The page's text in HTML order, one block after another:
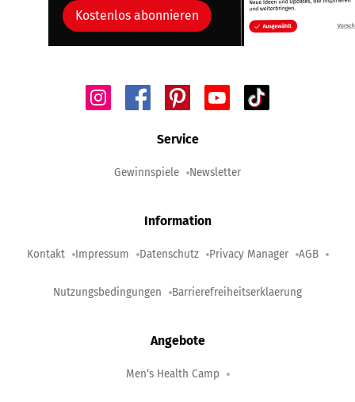
Kostenlos abonnieren
Service
Gewinnspiele Newsletter
Information
Kontakt Impressum Datenschutz Privacy Manager AGB
Nutzungsbedingungen Barrierefreiheitserklaerung
Angebote
Men‘s Health Camp